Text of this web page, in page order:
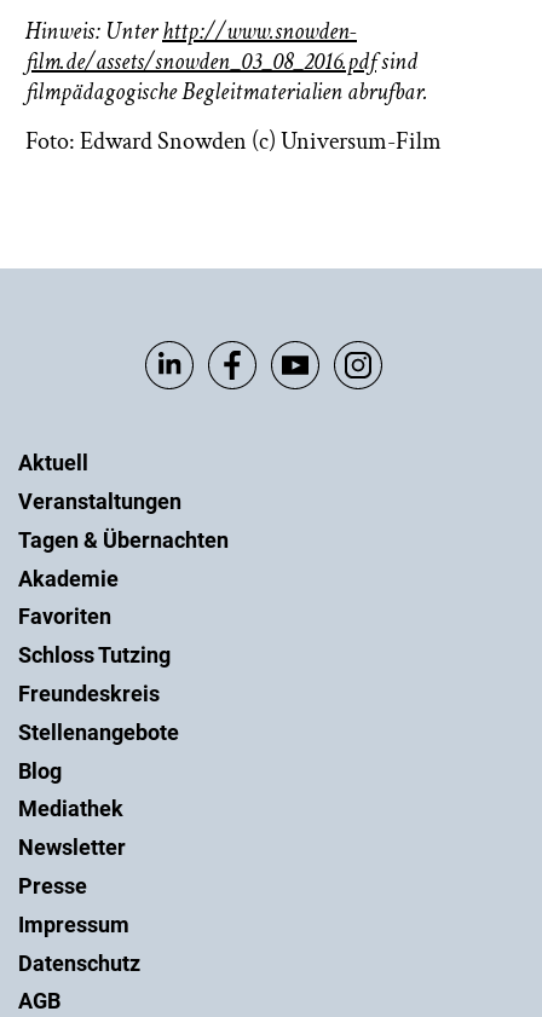
Hinweis: Unterhttp://www.snowden-
film.de/assets/snowden_03_08_2016.pdfsind
filmpädagogische Begleitmaterialien abrufbar.
Foto: Edward Snowden (c) Universum-Film
Aktuell
Veranstaltungen
Tagen & Übernachten
Akademie
Favoriten
Schloss Tutzing
Freundeskreis
Stellenangebote
Blog
Mediathek
Newsletter
Presse
Impressum
Datenschutz
AGB